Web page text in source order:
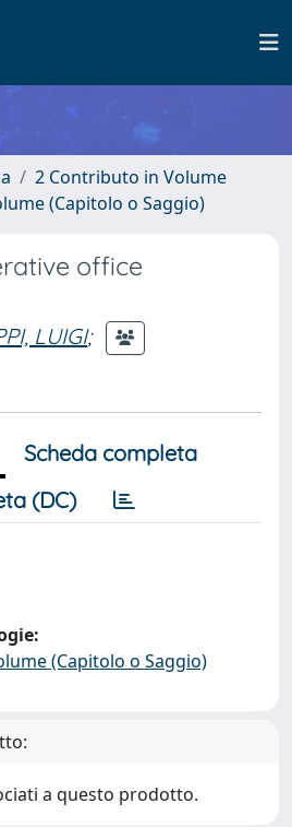
2 Contributo in Volume
(Capitolo o Saggio)
office
LUIGI;
Scheda completa
(DC)
(Capitolo o Saggio)
a questo prodotto.